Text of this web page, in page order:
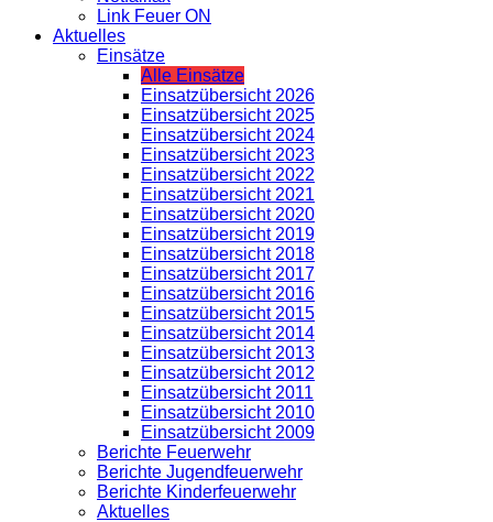
Link Feuer ON
Aktuelles
Einsätze
Alle Einsätze
Einsatzübersicht 2026
Einsatzübersicht 2025
Einsatzübersicht 2024
Einsatzübersicht 2023
Einsatzübersicht 2022
Einsatzübersicht 2021
Einsatzübersicht 2020
Einsatzübersicht 2019
Einsatzübersicht 2018
Einsatzübersicht 2017
Einsatzübersicht 2016
Einsatzübersicht 2015
Einsatzübersicht 2014
Einsatzübersicht 2013
Einsatzübersicht 2012
Einsatzübersicht 2011
Einsatzübersicht 2010
Einsatzübersicht 2009
Berichte Feuerwehr
Berichte Jugendfeuerwehr
Berichte Kinderfeuerwehr
Aktuelles